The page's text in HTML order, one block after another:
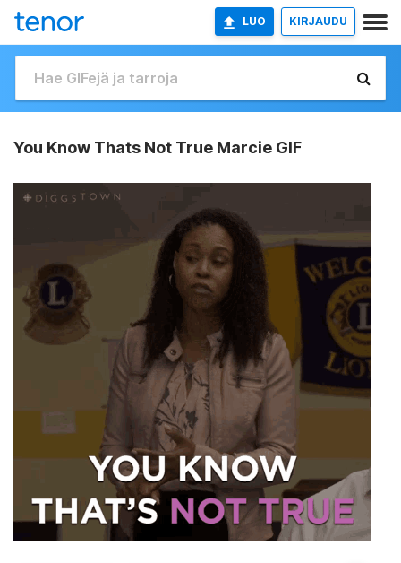
LUO KIRJAUDU
You Know Thats Not True Marcie GIF